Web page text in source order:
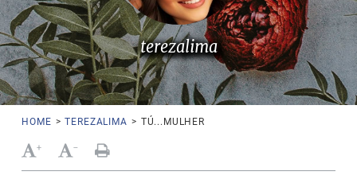
terezalima
HOME > TEREZALIMA > TÚ...MULHER
+ -